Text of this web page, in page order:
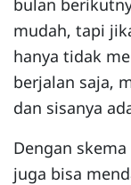
bulan
mudah, tapi
hanya tidak
berjalan saja,
dan sisanya
Dengan
juga bisa